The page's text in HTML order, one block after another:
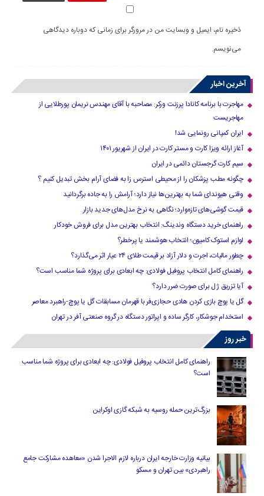
ذخیره نام، ایمیل و وبسایت من در مرورگر برای زمانی که دوباره دیدگاهی
می‌نویسم.
آخرین اخبار
مهاجرت با برنامه کانادا پرزنت ورکر: مصاحبه با آقای مهندس نریمان پورطلایی از
مهاجریست
ایران کمپانی رونمایی شد!
آغاز ارائه ویزا کارت و مستر کارت در ایران از شهریور ۱۴۰۱
سیم کارت گرجستان دائمی در ایران
چگونه مطب پزشکان را از محیطی استرس زا به فضای آرام بخش تبدیل کنیم ؟
وقتی هیوندای شما به بهترین‌ها نیاز دارد؛ آرامش را به جاده برگردانید
قیمت گوشی‌های تازه‌وارد؛ نگاهی به نرخ مدل‌های جدید بازار
راهنمای خرید دستگاه وندینگ: انتخاب بهترین مدل برای فروش خودکار
لوازم استوک کامیون؛ انتخاب هوشمند یا پرخطر؟
چطور مالیات، اجرت و دلار آزاد بر قیمت طلای ۲۴ عیار اثر می‌گذارد؟
راهنمای کامل انتخاب پروفیل فولادی: چه ابعادی برای پروژه شما مناسب است؟
آیا تزریق ژل برای صورت ضرر دارد​؟
گل یا پوچ بازی کردن هادی حجازی‌فر با قهرمان مسابقات گل یا پوچ-راهبرد معاصر
استخدام جوشکار، کارگر ساده و اپراتور دستگاه در گروه صنعتی آفر در تهران
خبر روز
راهنمای کامل انتخاب پروفیل فولادی: چه ابعادی برای پروژه شما مناسب
است؟
بزرگ‌ترین حمله روسیه به شبکه گازی اوکراین
بیانیه وزارت خارجه ایران درباره لازم‌ الاجرا شدن «معاهده مشارکت جامع
راهبردی» بین تهران و مسکو